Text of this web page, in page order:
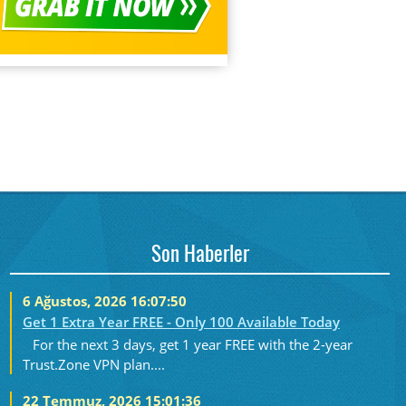
Son Haberler
6 Ağustos, 2026 16:07:50
Get 1 Extra Year FREE - Only 100 Available Today
For the next 3 days, get 1 year FREE with the 2-year
Trust.Zone VPN plan....
22 Temmuz, 2026 15:01:36